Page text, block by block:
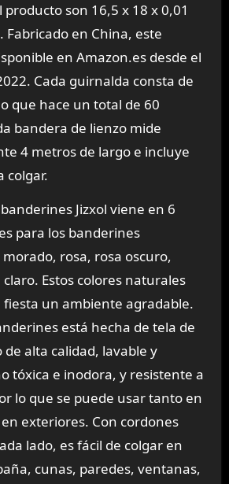
son 16,5 x 18 x 0,01
Fabricado en China, este
en Amazon.es desde el
Cada guirnalda consta de
que hace un total de 60
bandera de lienzo mide
4 metros de largo e incluye
colgar.
Jizxol viene en 6
para los banderines
rosa, rosa oscuro,
Estos colores naturales
un ambiente agradable.
está hecha de tela de
alta calidad, lavable y
tóxica e inodora, y resistente a
lo que se puede usar tanto en
exteriores. Con cordones
lado, es fácil de colgar en
cunas, paredes, ventanas,